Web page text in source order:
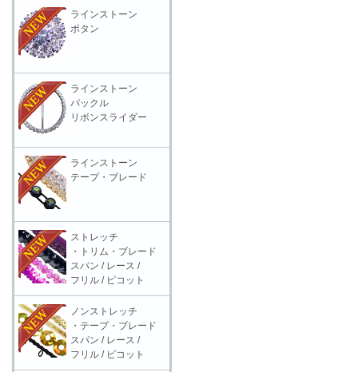
ラインストーン
ボタン
ラインストーン
バックル
リボンスライダー
ラインストーン
テープ・ブレード
ストレッチ
・トリム・ブレード
スパン / レース /
フリル / ピコット
ノンストレッチ
・テープ・ブレード
スパン / レース /
フリル / ピコット